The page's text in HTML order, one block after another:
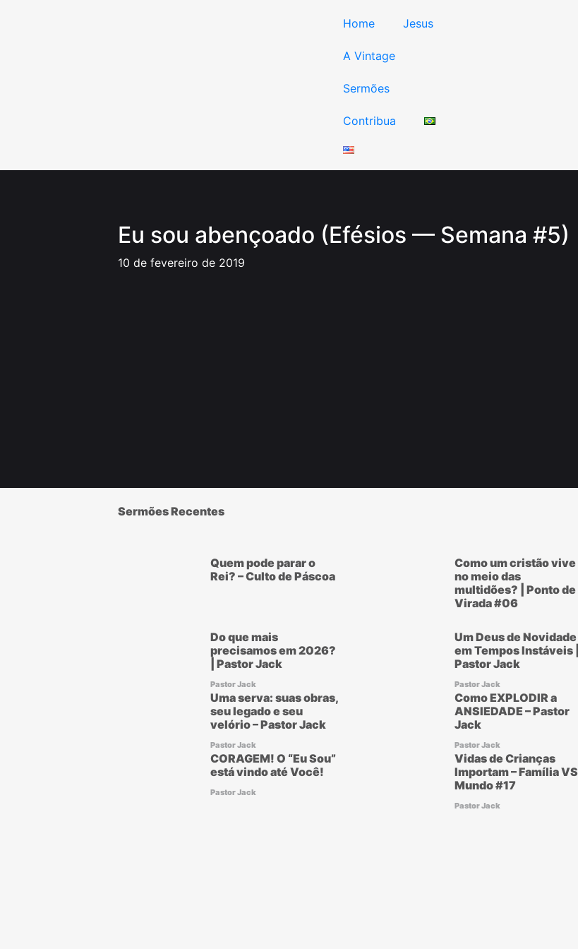
Home Jesus
A Vintage
Sermões
Contribua
Eu sou abençoado (Efésios — Semana #5)
10 de fevereiro de 2019
Sermões Recentes
Quem pode parar o
Rei? – Culto de Páscoa
Como um cristão vive
no meio das
multidões? | Ponto de
Virada #06
Do que mais
precisamos em 2026?
| Pastor Jack
Pastor Jack
Um Deus de Novidade
em Tempos Instáveis |
Pastor Jack
Pastor Jack
Uma serva: suas obras,
seu legado e seu
velório – Pastor Jack
Pastor Jack
Como EXPLODIR a
ANSIEDADE – Pastor
Jack
Pastor Jack
CORAGEM! O “Eu Sou”
está vindo até Você!
Pastor Jack
Vidas de Crianças
Importam – Família VS
Mundo #17
Pastor Jack